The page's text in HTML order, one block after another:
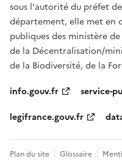
sous l'autorité du préfet
département, elle met en
publiques des ministère
de la Décentralisation/
de la Biodiversité, de la
info.gouv.fr
service-
legifrance.gouv.fr
Plan du site Glossaire